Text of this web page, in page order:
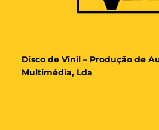
Disco de Vinil – Produção de
Multimédia, Lda